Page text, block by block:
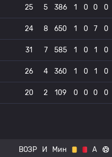
25 5 386 1 0 0 0
24 8 650 1 0 7 0
31 7 585 1 0 1 0
26 4 360 1 0 1 0
20 2 109 0 0 0 0
ВОЗР И Мин А